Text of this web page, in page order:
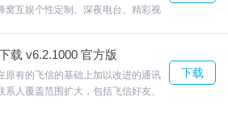
窝互娱个性定制、深夜电台、精彩视
载 v6.2.1000 官方版
原有的飞信的基础上加以改进的通讯
系人覆盖范围扩大，包括飞信好友、
下载